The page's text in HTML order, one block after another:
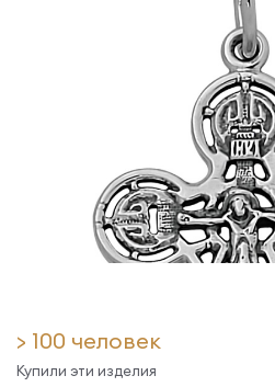
> 100 человек
Купили эти изделия